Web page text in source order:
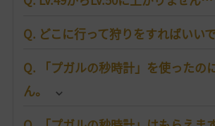
Q. どこに行って狩りをすればいい
Q. 「プガルの秒時計」を使ったの
ん。